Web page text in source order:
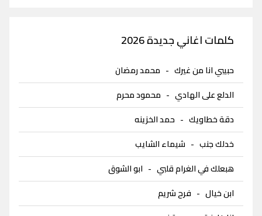
كلمات اغاني جديدة 2026
حبيبي انا من غيرك - محمد رمضان
الدلع على الهادي - محمود محرم
دقة خطاويك - حمد الخزينه
خدلك جنب - شيماء الشايب
هبعلك في الغرام قلبي - ابو الشوق
ابن خيال - فرح شريم